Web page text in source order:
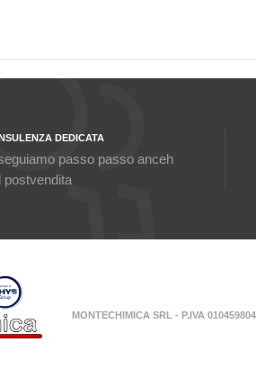
DEDICATA
passo passo anceh
postvendita
MONTECHIMICA SRL - P.IVA